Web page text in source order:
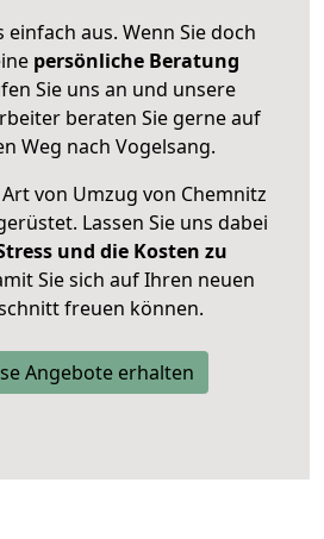
einfach aus. Wenn Sie doch
persönliche Beratung
Sie uns an und unsere
beraten Sie gerne auf
Weg nach Vogelsang.
von Umzug von Chemnitz
Lassen Sie uns dabei
und die Kosten zu
Sie sich auf Ihren neuen
freuen können.
Angebote erhalten